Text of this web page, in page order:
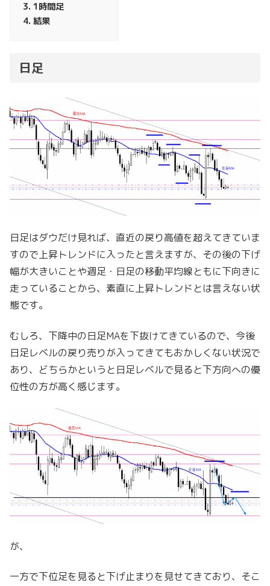
1時間足
結果
日足
日足はダウだけ見れば、直近の戻り高値を超えてきていま
すので上昇トレンドに入ったと言えますが、その後の下げ
幅が大きいことや週足・日足の移動平均線ともに下向きに
走っていることから、素直に上昇トレンドとは言えない状
態です。
むしろ、下降中の日足MAを下抜けてきているので、今後
日足レベルの戻り売りが入ってきてもおかしくない状況で
あり、どちらかというと日足レベルで見ると下方向への優
位性の方が高く感じます。
が、
一方で下位足を見ると下げ止まりを見せてきており、そこ